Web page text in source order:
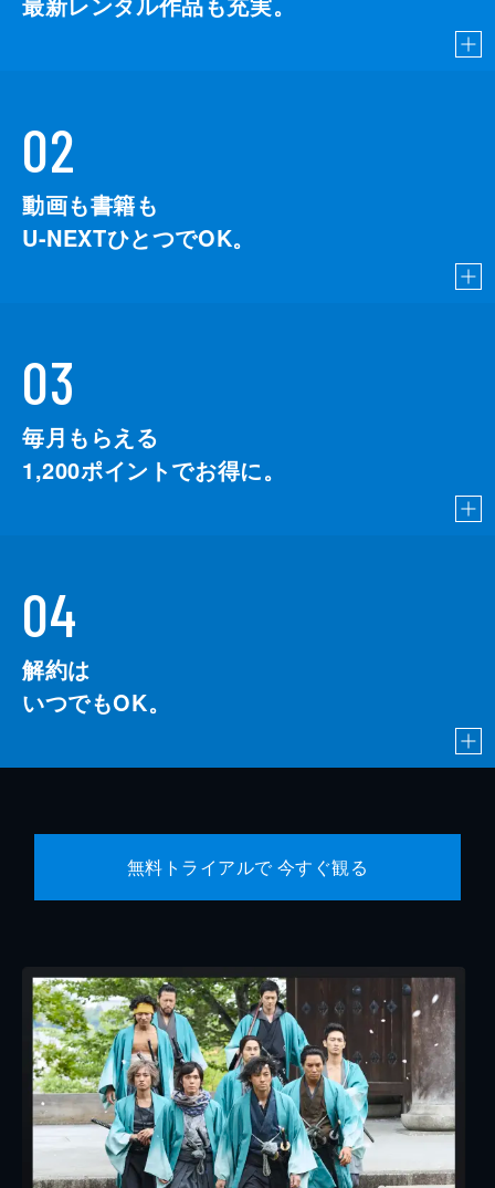
02
動画も書籍も
U-NEXTひとつでOK。
03
毎月もらえる
1,200ポイントでお得に。
04
解約は
いつでもOK。
無料トライアルで 今すぐ観る